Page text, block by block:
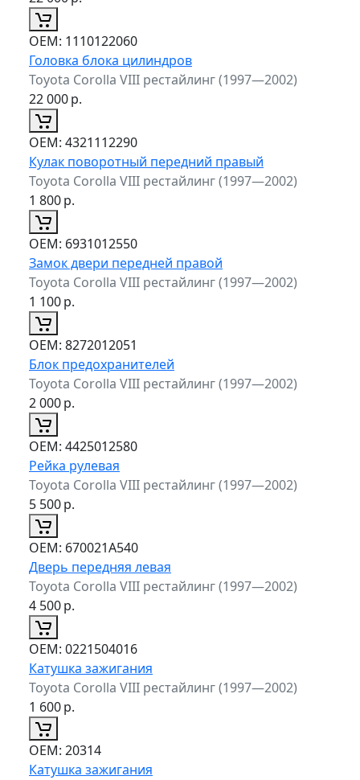
ОЕМ: 1110122060
Головка блока цилиндров
Toyota Corolla VIII рестайлинг (1997—2002)
22 000р.
ОЕМ: 4321112290
Кулак поворотный передний правый
Toyota Corolla VIII рестайлинг (1997—2002)
1 800р.
ОЕМ: 6931012550
Замок двери передней правой
Toyota Corolla VIII рестайлинг (1997—2002)
1 100р.
ОЕМ: 8272012051
Блок предохранителей
Toyota Corolla VIII рестайлинг (1997—2002)
2 000р.
ОЕМ: 4425012580
Рейка рулевая
Toyota Corolla VIII рестайлинг (1997—2002)
5 500р.
ОЕМ: 670021A540
Дверь передняя левая
Toyota Corolla VIII рестайлинг (1997—2002)
4 500р.
ОЕМ: 0221504016
Катушка зажигания
Toyota Corolla VIII рестайлинг (1997—2002)
1 600р.
ОЕМ: 20314
Катушка зажигания